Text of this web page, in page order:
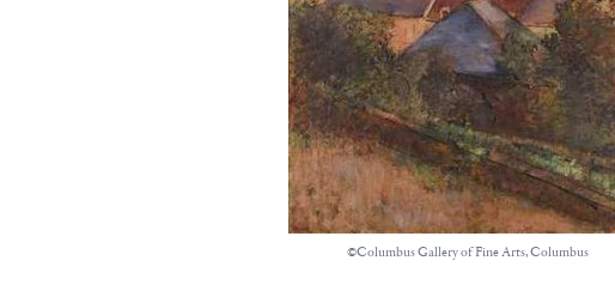
©Columbus Gallery of Fine Arts, Columbus